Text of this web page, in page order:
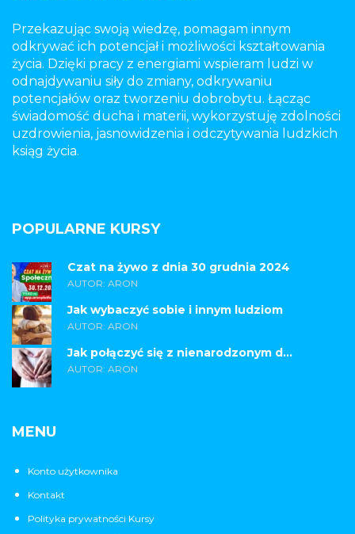
Przekazując swoją wiedzę, pomagam innym
odkrywać ich potencjał i możliwości kształtowania
życia. Dzięki pracy z energiami wspieram ludzi w
odnajdywaniu siły do zmiany, odkrywaniu
potencjałów oraz tworzeniu dobrobytu. Łącząc
świadomość ducha i materii, wykorzystuję zdolności
uzdrowienia, jasnowidzenia i odczytywania ludzkich
ksiąg życia.
POPULARNE KURSY
Czat na żywo z dnia 30 grudnia 2024
AUTOR: ARON
Jak wybaczyć sobie i innym ludziom
AUTOR: ARON
Jak połączyć się z nienarodzonym d...
AUTOR: ARON
MENU
Konto użytkownika
Kontakt
Polityka prywatności Kursy